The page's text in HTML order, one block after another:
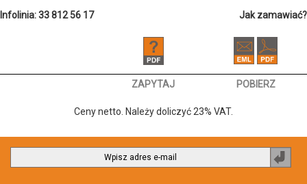
Infolinia: 33 812 56 17 Jak zamawiać?
ZAPYTAJ POBIERZ
Ceny netto. Należy doliczyć 23% VAT.